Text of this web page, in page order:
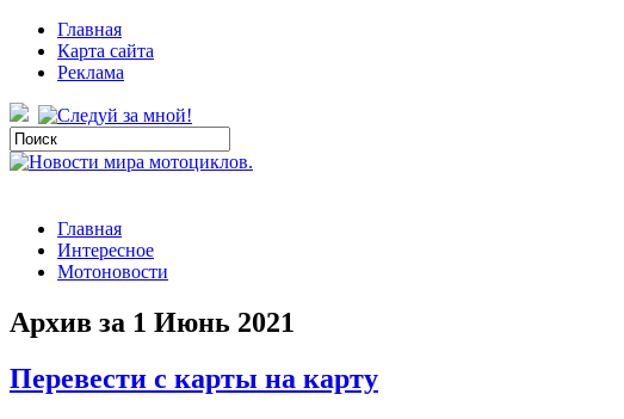
Главная
Карта сайта
Реклама
Главная
Интересное
Мотоновости
Архив за 1 Июнь 2021
Перевести с карты на карту